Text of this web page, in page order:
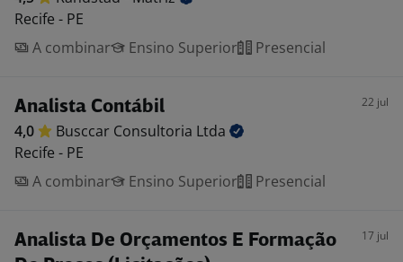
Recife - PE
A combinar
Ensino Superior Presencial
Analista Contábil 22 jul
4,0 Busccar Consultoria Ltda
Recife - PE
A combinar
Ensino Superior Presencial
Analista De Orçamentos E Formação
17 jul